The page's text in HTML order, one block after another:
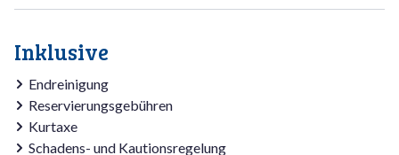
Inklusive
Endreinigung
Reservierungsgebühren
Kurtaxe
Schadens- und Kautionsregelung